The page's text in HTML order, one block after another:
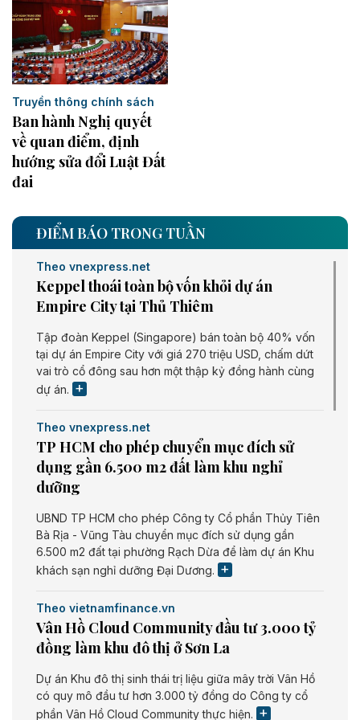
Truyền thông chính sách
Ban hành Nghị quyết
về quan điểm, định
hướng sửa đổi Luật Đất
đai
ĐIỂM BÁO TRONG TUẦN
Theo vnexpress.net
Keppel thoái toàn bộ vốn khỏi dự án
Empire City tại Thủ Thiêm
Tập đoàn Keppel (Singapore) bán toàn bộ 40% vốn
tại dự án Empire City với giá 270 triệu USD, chấm dứt
vai trò cổ đông sau hơn một thập kỷ đồng hành cùng
dự án.
Theo vnexpress.net
TP HCM cho phép chuyển mục đích sử
dụng gần 6.500 m2 đất làm khu nghỉ
dưỡng
UBND TP HCM cho phép Công ty Cổ phần Thủy Tiên
Bà Rịa - Vũng Tàu chuyển mục đích sử dụng gần
6.500 m2 đất tại phường Rạch Dừa để làm dự án Khu
khách sạn nghỉ dưỡng Đại Dương.
Theo vietnamfinance.vn
Vân Hồ Cloud Community đầu tư 3.000 tỷ
đồng làm khu đô thị ở Sơn La
Dự án Khu đô thị sinh thái trị liệu giữa mây trời Vân Hồ
có quy mô đầu tư hơn 3.000 tỷ đồng do Công ty cổ
phần Vân Hồ Cloud Community thực hiện.